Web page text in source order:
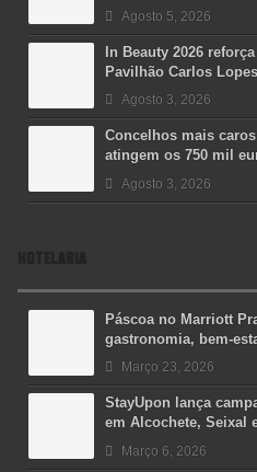
Agosto 5, 2026
In Beauty 2026
Pavilhão Carlos Lopes
Agosto 3, 2026
Concelhos mais
atingem os 750 mil
Agosto 3, 2026
HOTELARIA
Páscoa no Marriott
gastronomia, bem-
Março 23, 2026
StayUpon lança
em Alcochete, Seixal
Março 6, 2026